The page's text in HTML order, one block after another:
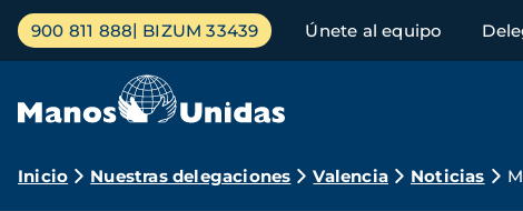
Pasar
contenido
Menú
principal
900 811 888 BIZUM 33439 Únete al equipo
Ruta
Inicio Nuestras delegaciones Valencia Noticias